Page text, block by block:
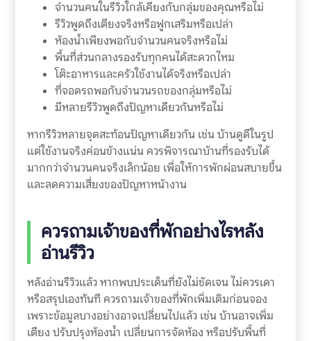
จำนวนคนในรีวิวใกล้เคียงกับกลุ่มของคุณหรือไม่
รีวิวพูดถึงเตียงจริงหรือฟูกเสริมหรือเปล่า
ห้องน้ำเพียงพอกับจำนวนคนจริงหรือไม่
พื้นที่ส่วนกลางรองรับทุกคนได้สะดวกไหม
โต๊ะอาหารและครัวใช้งานได้จริงหรือเปล่า
ที่จอดรถพอกับจำนวนรถของกลุ่มหรือไม่
มีหลายรีวิวพูดถึงปัญหาเดียวกันหรือไม่
หากรีวิวหลายจุดสะท้อนปัญหาเดียวกัน เช่น บ้านดูดีในรูป
แต่ใช้งานจริงค่อนข้างแน่น ควรพิจารณาบ้านที่รองรับได้
มากกว่าจำนวนคนจริงเล็กน้อย เพื่อให้การพักผ่อนสบายขึ้น
และลดความเสี่ยงของปัญหาหน้างาน
ควรถามเจ้าของที่พักอย่างไรหลัง
อ่านรีวิว
หลังอ่านรีวิวแล้ว หากพบประเด็นที่ยังไม่ชัดเจน ไม่ควรเดา
หรือสรุปเองทันที ควรถามเจ้าของที่พักเพิ่มเติมก่อนจอง
เพราะข้อมูลบางอย่างอาจเปลี่ยนไปแล้ว เช่น บ้านอาจเพิ่ม
เตียง ปรับปรุงห้องน้ำ เปลี่ยนการจัดห้อง หรือปรับพื้นที่